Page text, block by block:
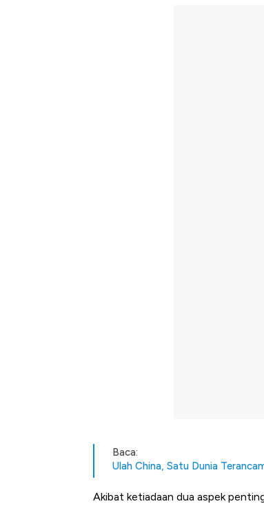
Baca:
Ulah China, Satu Dunia
Akibat ketiadaan dua aspek